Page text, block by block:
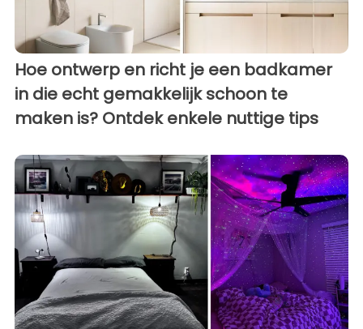
Hoe ontwerp en richt je een badkamer
in die echt gemakkelijk schoon te
maken is? Ontdek enkele nuttige tips